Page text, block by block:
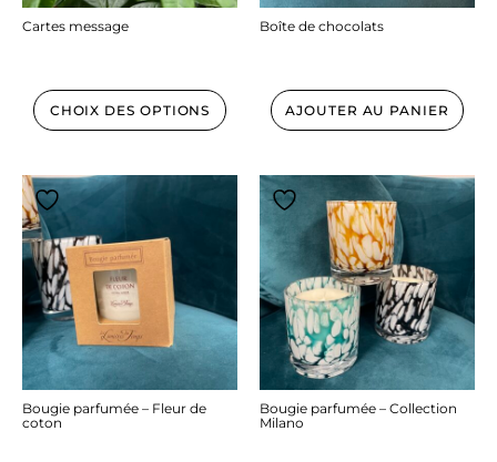
Cartes message
CHOIX DES OPTIONS
Boîte de chocolats
AJOUTER AU PANIER
Bougie parfumée – Fleur de
coton
Bougie parfumée – Collection
Milano